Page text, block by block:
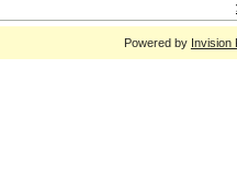
Powered by Invision